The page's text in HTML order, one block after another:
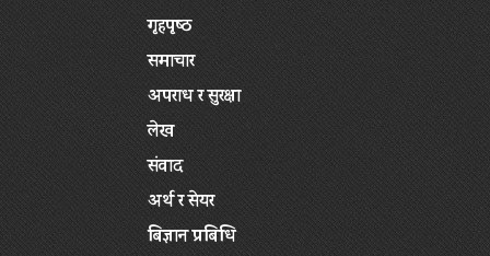
गृहपृष्‍ठ
समाचार
अपराध र सुरक्षा
लेख
संवाद
अर्थ र सेयर
बिज्ञान प्रबिधि